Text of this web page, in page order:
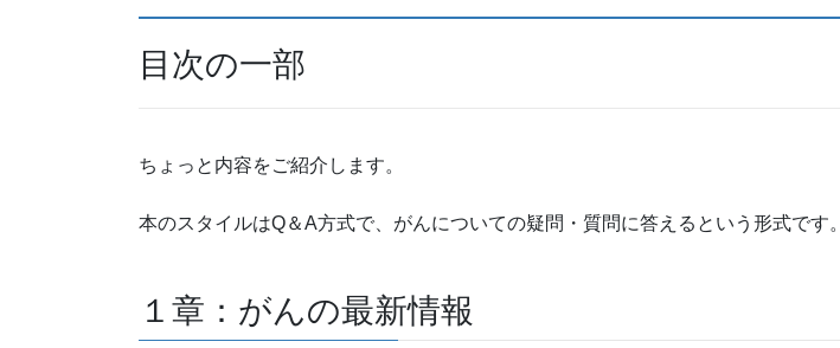
目次の一部
ちょっと内容をご紹介します。
本のスタイルはQ＆A方式で、がんについての疑問・質問に答えるという形式です。
１章：がんの最新情報